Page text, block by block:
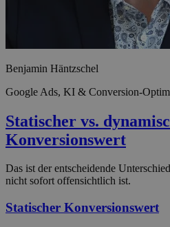
Benjamin Häntzschel
Google Ads, KI & Conversion-
Statischer vs.
Konversionswert
Das ist der entscheidende
nicht sofort offensichtlich ist.
Statischer Konversionswert